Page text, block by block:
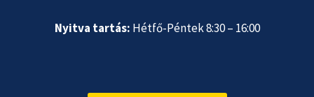
Nyitva tartás: Hétfő-Péntek 8:30 – 16:00